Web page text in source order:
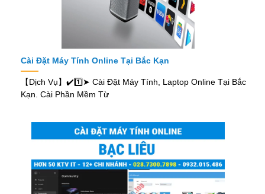
Cài Đặt Máy Tính Online Tại Bắc Kạn
【Dịch Vụ】✔️1️⃣➤ Cài Đặt Máy Tính, Laptop Online Tại Bắc
Kạn. Cài Phần Mềm Từ